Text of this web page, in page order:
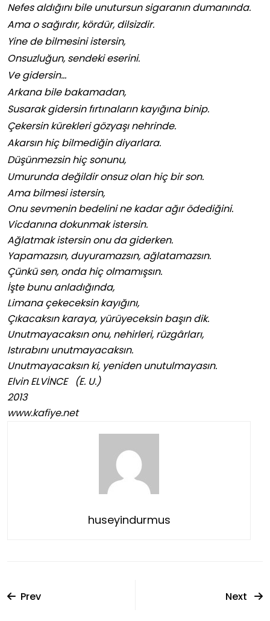
Nefes aldığını bile unutursun sigaranın dumanında.
Ama o sağırdır, kördür, dilsizdir.
Yine de bilmesini istersin,
Onsuzluğun, sendeki eserini.
Ve gidersin…
Arkana bile bakamadan,
Susarak gidersin fırtınaların kayığına binip.
Çekersin kürekleri gözyaşı nehrinde.
Akarsın hiç bilmediğin diyarlara.
Düşünmezsin hiç sonunu,
Umurunda değildir onsuz olan hiç bir son.
Ama bilmesi istersin,
Onu sevmenin bedelini ne kadar ağır ödediğini.
Vicdanına dokunmak istersin.
Ağlatmak istersin onu da giderken.
Yapamazsın, duyuramazsın, ağlatamazsın.
Çünkü sen, onda hiç olmamışsın.
İşte bunu anladığında,
Limana çekeceksin kayığını,
Çıkacaksın karaya, yürüyeceksin başın dik.
Unutmayacaksın onu, nehirleri, rüzgârları,
Istırabını unutmayacaksın.
Unutmayacaksın ki, yeniden unutulmayasın.
Elvin ELVİNCE (E. U.)
2013
www.kafiye.net
huseyindurmus
Prev Next